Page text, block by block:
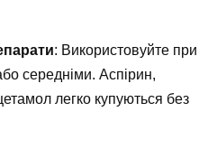
: Використовуйте при
середніми. Аспірин,
легко купуються без